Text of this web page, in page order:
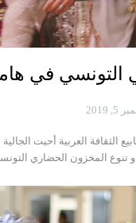
التونسي في
2019
الثقافة العربية أحيت الجالية
تنوع المخزون الحضاري